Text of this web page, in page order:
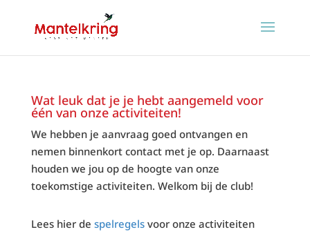
Wat leuk dat je je hebt aangemeld voor
één van onze activiteiten!
We hebben je aanvraag goed ontvangen en
nemen binnenkort contact met je op. Daarnaast
houden we jou op de hoogte van onze
toekomstige activiteiten. Welkom bij de club!
Lees hier de spelregelsvoor onze activiteiten